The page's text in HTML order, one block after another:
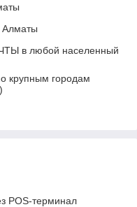
Алматы
в любой населенный
крупным городам
POS-терминал